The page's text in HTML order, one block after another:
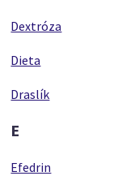
Dextróza
Dieta
Draslík
E
Efedrin